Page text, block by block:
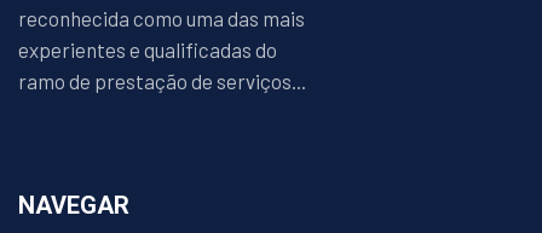
reconhecida como uma das mais
experientes e qualificadas do
ramo de prestação de serviços...
NAVEGAR